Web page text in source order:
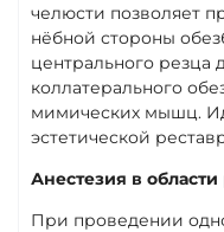
челюсти позволяет
нёбной стороны
центрального резца
коллатерального
мимических мышц.
эстетической
Анестезия в
При проведении